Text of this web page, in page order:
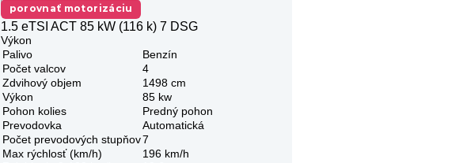
porovnať motorizáciu
1.5 eTSI ACT 85 kW (116 k) 7 DSG
Výkon
Palivo
Benzín
Počet valcov
4
Zdvihový objem
1498 cm
Výkon
85 kw
Pohon kolies
Predný pohon
Prevodovka
Automatická
Počet prevodových stupňov7
Max rýchlosť (km/h)
196 km/h